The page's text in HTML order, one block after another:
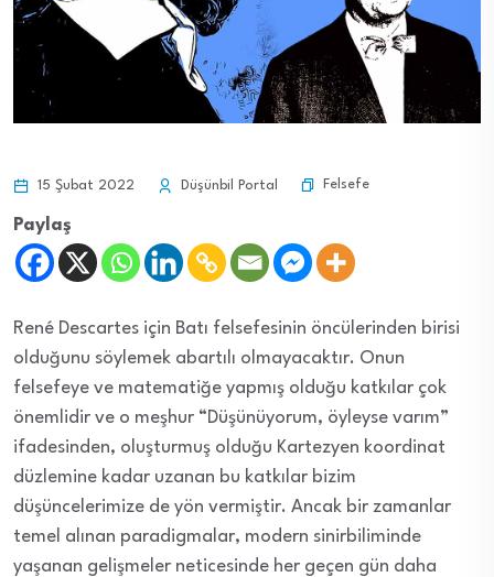
15 Şubat 2022 Düşünbil Portal Felsefe
Paylaş
René Descartes için Batı felsefesinin öncülerinden birisi
olduğunu söylemek abartılı olmayacaktır. Onun
felsefeye ve matematiğe yapmış olduğu katkılar çok
önemlidir ve o meşhur “Düşünüyorum, öyleyse varım”
ifadesinden, oluşturmuş olduğu Kartezyen koordinat
düzlemine kadar uzanan bu katkılar bizim
düşüncelerimize de yön vermiştir. Ancak bir zamanlar
temel alınan paradigmalar, modern sinirbiliminde
yaşanan gelişmeler neticesinde her geçen gün daha